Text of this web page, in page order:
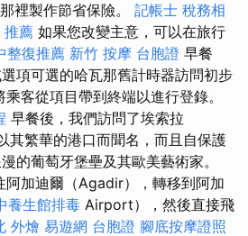
裡製作節省保險。 記帳士 稅務相
推薦 如果您改變主意，可以在旅行
整復推薦 新竹 按摩 台胞證 早餐
項可選的哈瓦那舊計時器訪問初步
客從項目帶到終端以進行登錄。
早餐後，我們訪問了埃索拉
其繁華的港口而聞名，而且自保護
的葡萄牙堡壘及其歐美藝術家。
阿加迪爾（Agadir），轉移到阿加
養生館排毒 Airport），然後直接飛
外燴 易遊網 台胞證 腳底按摩證照